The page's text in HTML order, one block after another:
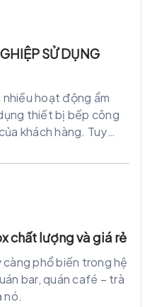
SỬ DỤNG
hoạt động ẩm
thiết bị bếp công
khách hàng. Tuy
mới bước vào kinh
chất lượng và giá rẻ
phổ biến trong hệ
bar, quán café – trà
nó.